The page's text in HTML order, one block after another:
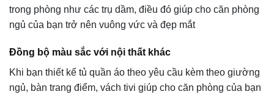
trong phòng như các trụ dầm, điều đó giúp cho căn phòng
ngủ của bạn trở nên vuông vức và đẹp mắt
Đồng bộ màu sắc với nội thất khác
Khi bạn thiết kế tủ quần áo theo yêu cầu kèm theo giường
ngủ, bàn trang điểm, vách tivi giúp cho căn phòng của bạn